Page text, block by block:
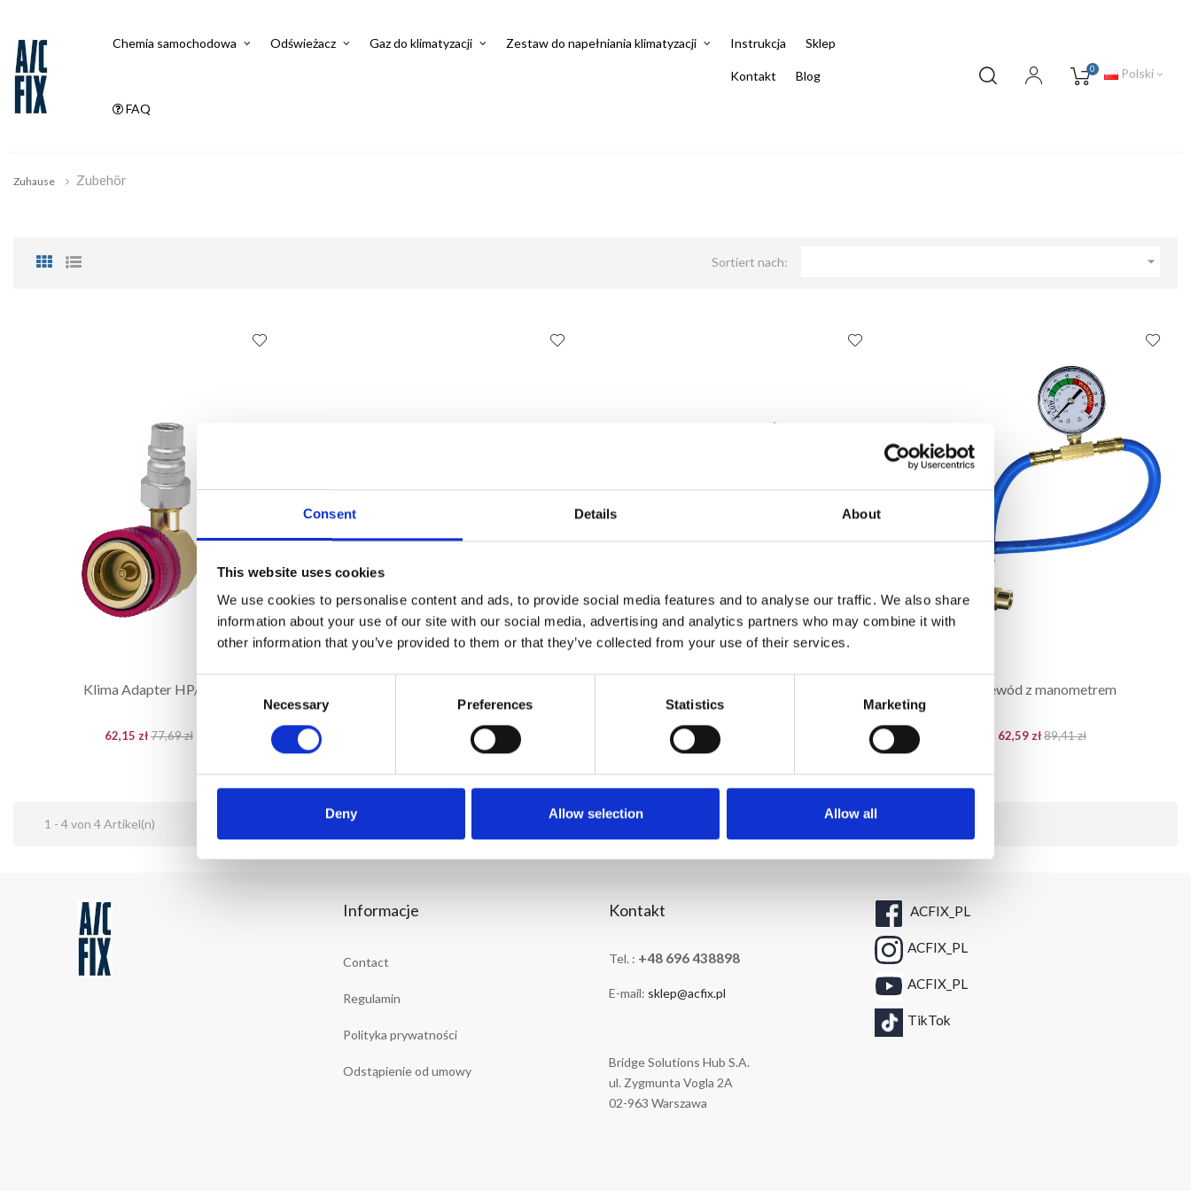
Consent Details About
This website uses cookies
We use cookies to personalise content and ads, to provide social media features and to analyse our traffic. We also share
information about your use of our site with our social media, advertising and analytics partners who may combine it with
other information that you’ve provided to them or that they’ve collected from your use of their services.
Necessary Preferences Statistics Marketing
Deny Allow selection Allow all
Chemia samochodowa Odświeżacz Gaz do klimatyzacji Zestaw do napełniania klimatyzacji Instrukcja Sklep
Kontakt Blog
FAQ
0 Polski
Zuhause Zubehör
Sortiert nach: 
Klima Adapter HP/LP
62,15 zł77,69 zł
uzupełnienia klimatyzacji (auta...
77,69 zł 20,79 zł
Przewód z manometrem
62,59 zł89,41 zł
1 - 4 von 4 Artikel(n)
Informacje
Contact
Regulamin
Polityka prywatności
Odstąpienie od umowy
Kontakt
Tel. : +48 696 438898
E-mail: sklep@acfix.pl
Bridge Solutions Hub S.A.
ul. Zygmunta Vogla 2A
02-963 Warszawa
ACFIX_PL
ACFIX_PL
ACFIX_PL
TikTok